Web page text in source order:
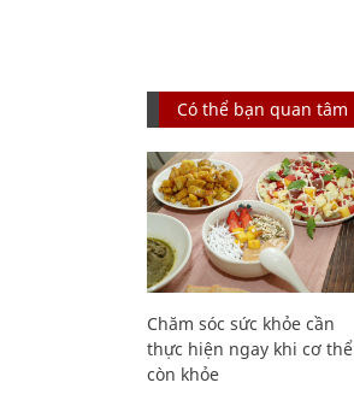
Có thể bạn quan tâm
Chăm sóc sức khỏe cần
thực hiện ngay khi cơ thể
còn khỏe